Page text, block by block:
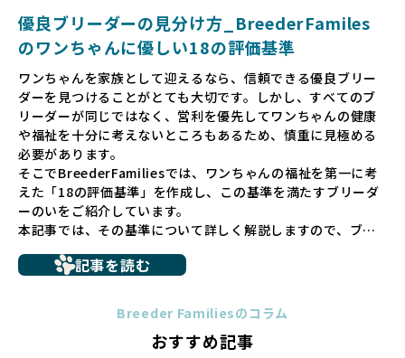
ゃんに優しい世界を築いていきたいと考えています。
長するための環境が十分に整っていない場合が多く、販売ま
での間に過密な環境や長距離移動のストレスを受けることが
少なくありません。このような環境は、健康リスクや社会性
の問題につながりやすく、ワンちゃんにとっても望ましいと
は言えません。
こうした背景から、BreederFamiliesはペットショップを介
さない直接販売を採用するとともに、ペットオークションや
ペットショップを利用するブリーダーの掲載も行ってしませ
ん。
ペットショップを避けた方がいい理由の詳細はこちら
法令レベルの最低基準にとどまっていることが問題です。こ
ものに過ぎず、ワンちゃんの心身の福祉やブリーダーの責任
優良ブリーダーの見分け方_BreederFamiles
のワンちゃんに優しい18の評価基準
ワンちゃんを家族として迎えるなら、信頼できる優良ブリー
ダーを見つけることがとても大切です。しかし、すべてのブ
リーダーが同じではなく、営利を優先してワンちゃんの健康
や福祉を十分に考えないところもあるため、慎重に見極める
必要があります。
そこでBreederFamiliesでは、ワンちゃんの福祉を第一に考
えた「18の評価基準」を作成し、この基準を満たすブリーダ
ーのいをご紹介しています。
本記事では、その基準について詳しく解説しますので、ブリ
に断尾（しっぽを切る）や断耳（耳を切る）が行われている
ことがあります。
これは痛みを伴う処置で、ワンちゃんの身体的な負担が大き
記事を読む
Breeder Familiesのコラム
おすすめ記事